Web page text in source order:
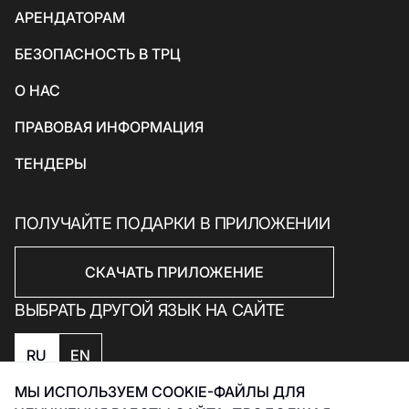
МЫ ИСПОЛЬЗУЕМ COOKIE-ФАЙЛЫ ДЛЯ
Товары для спорта и отдыха
Электроника, книги и бытовая техника
Товары для дома
Подарки и сувениры
АРЕНДАТОРАМ
БЕЗОПАСНОСТЬ В ТРЦ
О НАС
ПРАВОВАЯ ИНФОРМАЦИЯ
ТЕНДЕРЫ
ПОЛУЧАЙТЕ ПОДАРКИ В ПРИЛОЖЕНИИ
СКАЧАТЬ ПРИЛОЖЕНИЕ
ВЫБРАТЬ ДРУГОЙ ЯЗЫК НА САЙТЕ
RU EN